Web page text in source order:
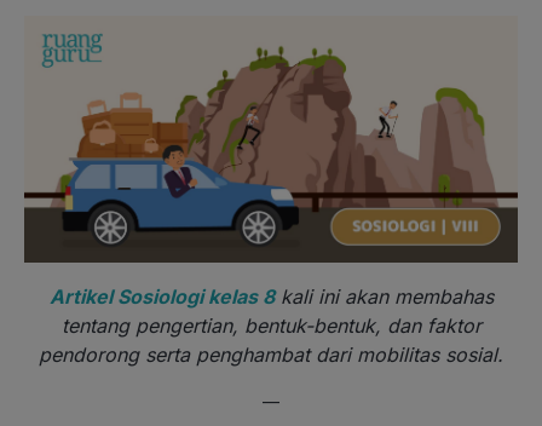
Artikel Sosiologi kelas 8kali ini akan membahas
tentang pengertian, bentuk-bentuk, dan faktor
pendorong serta penghambat dari mobilitas sosial.
—